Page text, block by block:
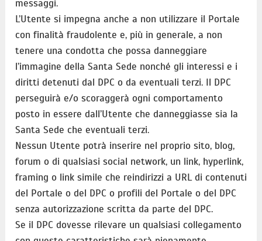
messaggi.
L’Utente si impegna anche a non utilizzare il Portale
con finalità fraudolente e, più in generale, a non
tenere una condotta che possa danneggiare
l’immagine della Santa Sede nonché gli interessi e i
diritti detenuti dal DPC o da eventuali terzi. Il DPC
perseguirà e/o scoraggerà ogni comportamento
posto in essere dall’Utente che danneggiasse sia la
Santa Sede che eventuali terzi.
Nessun Utente potrà inserire nel proprio sito, blog,
forum o di qualsiasi social network, un link, hyperlink,
framing o link simile che reindirizzi a URL di contenuti
del Portale o del DPC o profili del Portale o del DPC
senza autorizzazione scritta da parte del DPC.
Se il DPC dovesse rilevare un qualsiasi collegamento